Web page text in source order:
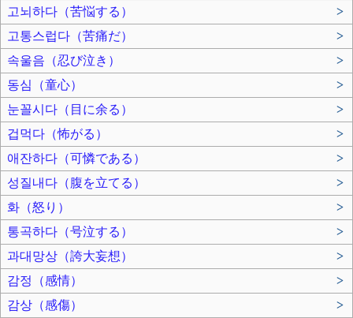
고뇌하다（苦悩する）
>
고통스럽다（苦痛だ）
>
속울음（忍び泣き）
>
동심（童心）
>
눈꼴시다（目に余る）
>
겁먹다（怖がる）
>
애잔하다（可憐である）
>
성질내다（腹を立てる）
>
화（怒り）
>
통곡하다（号泣する）
>
과대망상（誇大妄想）
>
감정（感情）
>
감상（感傷）
>